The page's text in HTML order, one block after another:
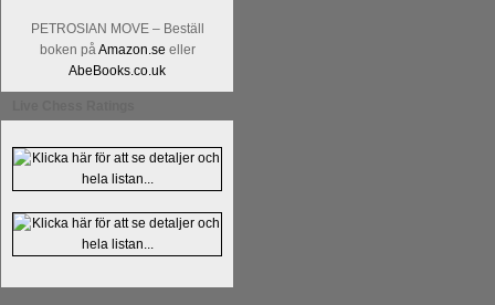
PETROSIAN MOVE – Beställ
boken påAmazon.se eller
AbeBooks.co.uk